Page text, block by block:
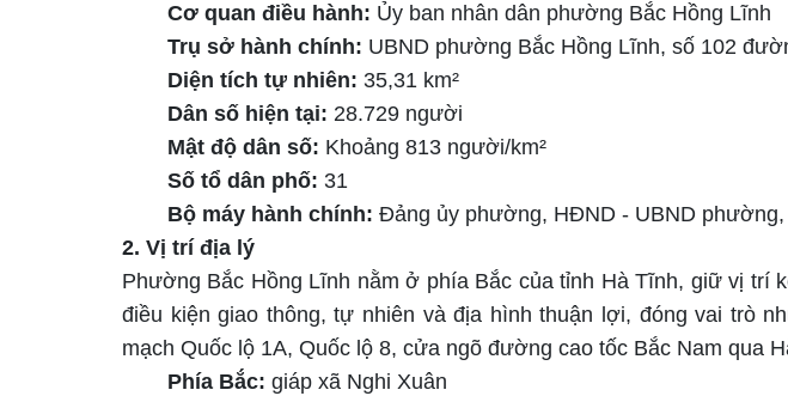
Cơ quan điều hành: Ủy ban nhân dân phường Bắc Hồng Lĩnh
Trụ sở hành chính: UBND phường Bắc Hồng Lĩnh, số 102
Diện tích tự nhiên: 35,31km²
Dân số hiện tại: 28.729người
Mật độ dân số: Khoảng 813người/km²
Số tổ dân phố: 31
Bộ máy hành chính: Đảng ủy phường, HĐND - UBND
2. Vị trí địa lý
Phường Bắc Hồng Lĩnh nằm ở phía Bắc của tỉnh Hà Tĩnh, giữ vị trí
điều kiện giao thông, tự nhiên và địa hình thuận lợi, đóng vai trò
mạch Quốc lộ 1A, Quốc lộ 8, cửa ngõ đường cao tốc Bắc Nam qua
Phía Bắc: giáp xã Nghi Xuân